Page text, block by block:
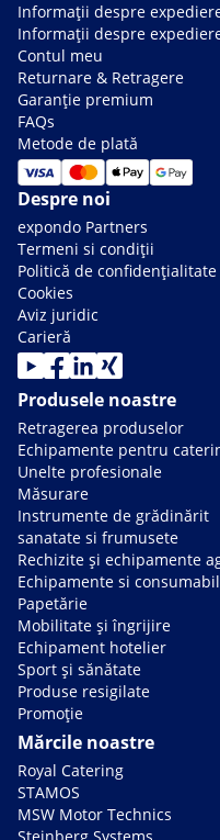
Informații despre
Informații despre
Contul meu
Returnare & Retragere
Garanție premium
FAQs
Metode de plată
Despre noi
expondo Partners
Termeni si condiții
Politică de confidențialitate
Cookies
Aviz juridic
Carieră
Produsele noastre
Retragerea produselor
Echipamente pentru
Unelte profesionale
Măsurare
Instrumente de grădinărit
sanatate si frumusete
Rechizite și echipamente
Echipamente si
Papetărie
Mobilitate și îngrijire
Echipament hotelier
Sport și sănătate
Produse resigilate
Promoție
Mărcile noastre
Royal Catering
STAMOS
MSW Motor Technics